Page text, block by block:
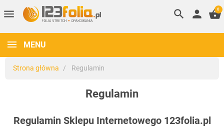
menu search person shopping_basket
0
MENU
Strona główna Regulamin
Regulamin
Regulamin Sklepu Internetowego 123folia.pl